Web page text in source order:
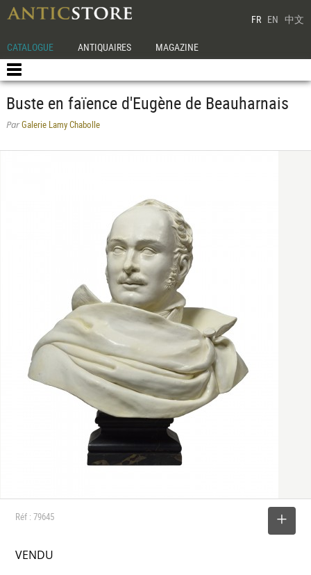
FR EN 中文
CATALOGUE ANTIQUAIRES MAGAZINE
Buste en faïence d'Eugène de Beauharnais
ParGalerie Lamy Chabolle
Réf : 79645
VENDU